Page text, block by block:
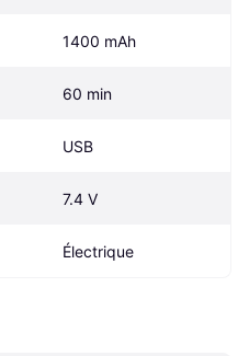
1400 mAh
60 min
USB
7.4 V
Électrique